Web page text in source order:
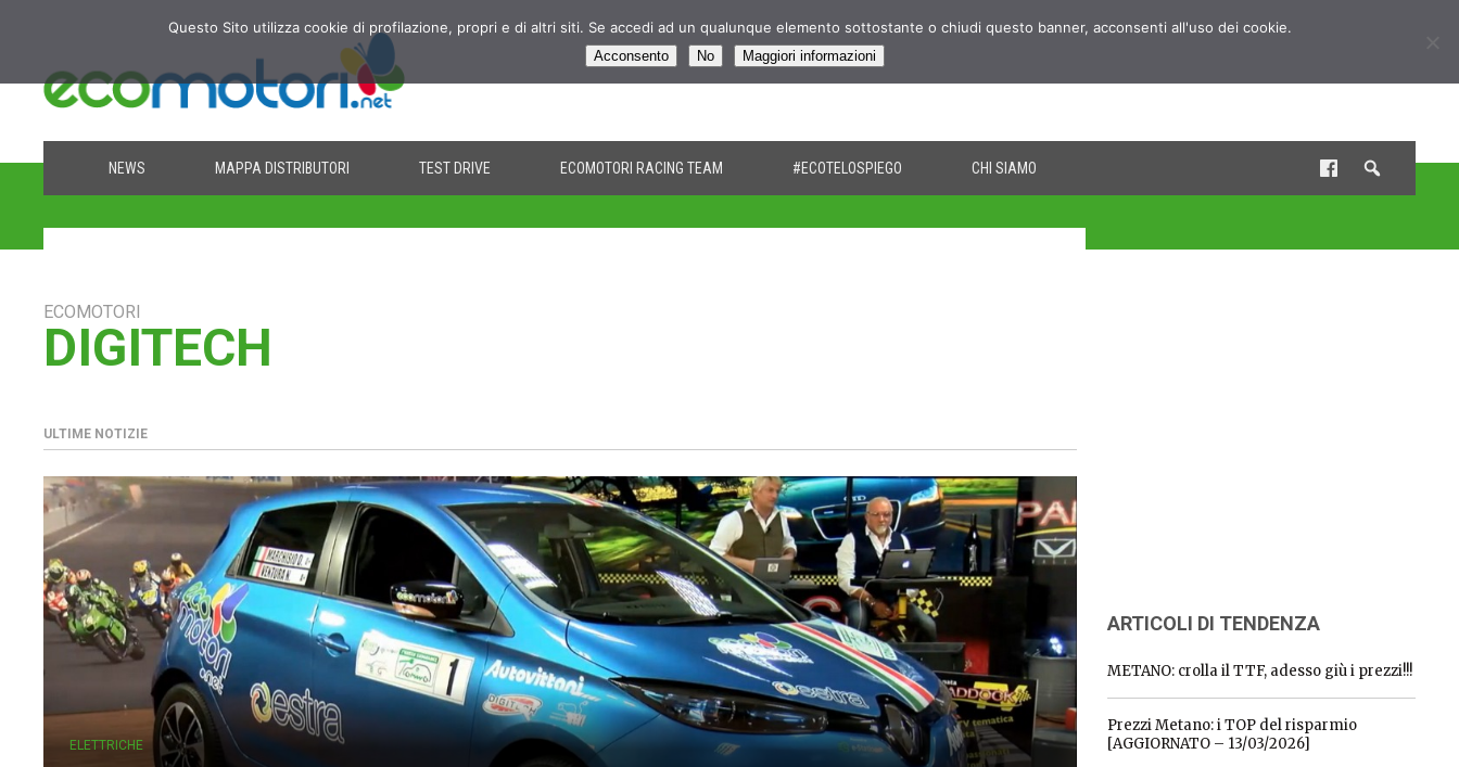
NEWS MAPPA DISTRIBUTORI TEST DRIVE ECOMOTORI RACING TEAM #ECOTELOSPIEGO CHI SIAMO
ECOMOTORI
DIGITECH
ULTIME NOTIZIE
ELETTRICHE
ARTICOLI DI TENDENZA
METANO: crolla il TTF, adesso giù i prezzi!!!
Prezzi Metano: i TOP del risparmio
[AGGIORNATO – 13/03/2026]
Questo Sito utilizza cookie di profilazione, propri e di altri siti. Se accedi ad un qualunque elemento sottostante o chiudi questo banner, acconsenti all'uso dei cookie.
Acconsento No Maggiori informazioni